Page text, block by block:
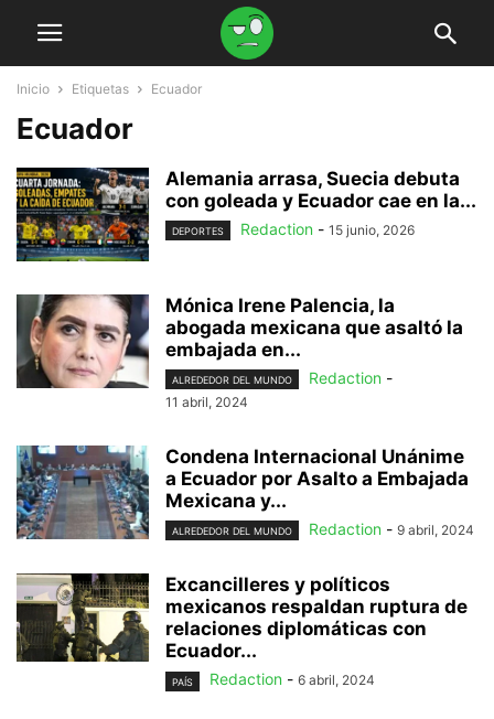
Inicio Etiquetas Ecuador
Ecuador
Alemania arrasa, Suecia debuta
con goleada y Ecuador cae en la...
DEPORTES Redaction - 15 junio, 2026
Mónica Irene Palencia, la
abogada mexicana que asaltó la
embajada en...
ALREDEDOR DEL MUNDO Redaction -
11 abril, 2024
Condena Internacional Unánime
a Ecuador por Asalto a Embajada
Mexicana y...
ALREDEDOR DEL MUNDO Redaction - 9 abril, 2024
Excancilleres y políticos
mexicanos respaldan ruptura de
relaciones diplomáticas con
Ecuador...
PAÍS Redaction - 6 abril, 2024